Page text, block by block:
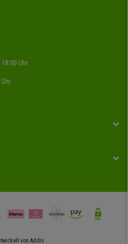
Uhr
von Addis